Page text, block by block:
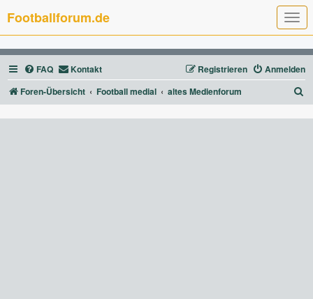
T
o
g
g
l
e
n
a
g
Footballforum.de
FAQ Kontakt Anmelden
Registrieren
Foren-Übersicht
Football medial altes Medienforum
u